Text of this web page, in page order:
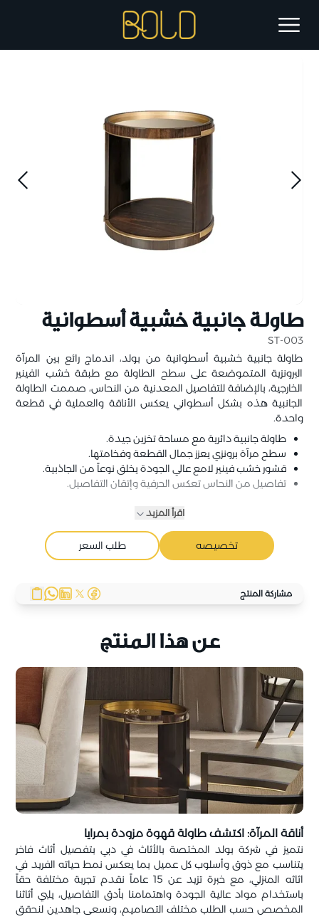
طاولة جانبية خشبية أسطوانية
ST-003
طاولة جانبية خشبية أسطوانية من بولد، اندماج رائع بين المرآة
البرونزية المتموضعة على سطح الطاولة مع طبقة خشب الفينير
الخارجية، بالإضافة للتفاصيل المعدنية من النحاس، صممت الطاولة
الجانبية هذه بشكل أسطواني يعكس الأناقة والعملية في قطعة
واحدة.
طاولة جانبية دائرية مع مساحة تخزين جيدة.
سطح مرآة برونزي يعزز جمال القطعة وفخامتها.
قشور خشب فينير لامع عالي الجودة يخلق نوعاً من الجاذبية.
تفاصيل من النحاس تعكس الحرفية وإتقان التفاصيل.
اقرأ المزيد
تخصيصه طلب السعر
مشاركة المنتج
عن هذا المنتج
أناقة المرآة: اكتشف طاولة قهوة مزودة بمرايا
نتميز في شركة بولد المختصة بالأثاث في دبي بتفصيل أثاث فاخر
يتناسب مع ذوق وأسلوب كل عميل بما يعكس نمط حياته الفريد في
اثاثه المنزلي، مع خبرة تزيد عن 15 عاماً نقدم تجربة مختلفة حقاً
باستخدام مواد عالية الجودة واهتمامنا بأدق التفاصيل، يلبي أثاثنا
المخصص حسب الطلب مختلف التصاميم، ونسعى جاهدين لنحقق